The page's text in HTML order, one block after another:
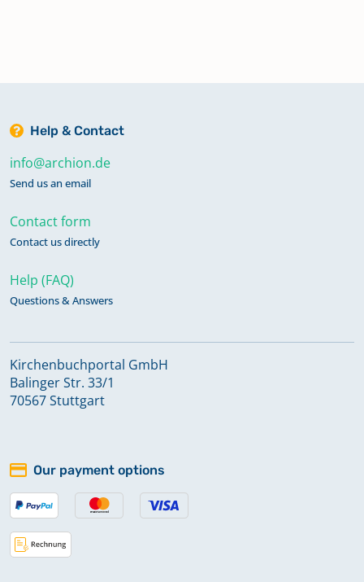
Chronik II 1853-1916
Chronik II 1936-1996
Familienregister 19.-20. Jh.
Keine verfügbaren Digitalisate
Familienregister II 18.-19. Jh.
Help & Contact
info@archion.de
Send us an email
Contact form
Contact us directly
Help (FAQ)
Questions & Answers
Kirchenbuchportal GmbH
Balinger Str. 33/1
70567 Stuttgart
Our payment options